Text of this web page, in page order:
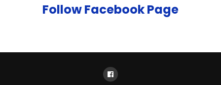
Follow Facebook Page